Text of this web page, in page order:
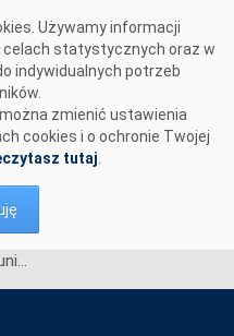
Używamy informacji
celach statystycznych oraz w
indywidualnych potrzeb
zmienić ustawienia
cookies i o ochronie Twojej
tutaj
Komunikat dotyczący prawa do rekompensaty za redysponowanie nierynkowe instalacji wiatrowych w dniach 29-31 grudnia 2025 oraz 1-4 stycznia 2026